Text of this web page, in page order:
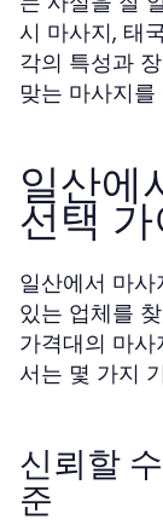
시 마사지, 태
각의 특성과
맞는 마사지
일산에
선택
일산에서 마
있는 업체를
가격대의 마
서는 몇 가지
신뢰할
준